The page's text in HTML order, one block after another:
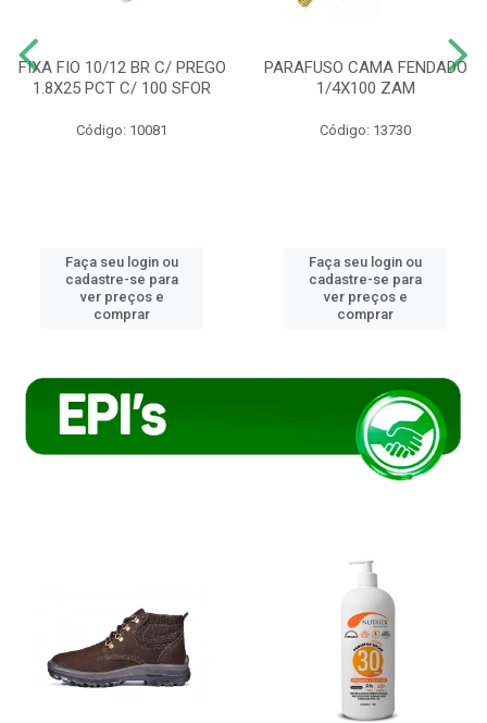
FIXA FIO 10/12 BR C/ PREGO
1.8X25 PCT C/ 100 SFOR
Código: 10081
Faça seu login ou
cadastre-se para
ver preços e
comprar
PARAFUSO CAMA FENDADO
1/4X100 ZAM
Código: 13730
Faça seu login ou
cadastre-se para
ver preços e
comprar